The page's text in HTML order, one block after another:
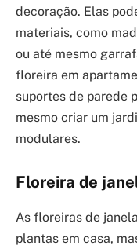
decoração. Elas
materiais, como
ou até mesmo
floreira em
suportes de parede
mesmo criar um
modulares.
Floreira de
As floreiras de
plantas em casa,